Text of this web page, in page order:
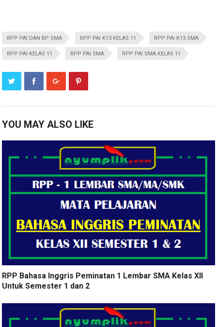
RPP PAI DAN BP SMA RPP PAI K13 KELAS 11 RPP PAI K13 SMA
RPP PAI KELAS 11 RPP PAI SMA RPP PAI SMA KELAS 11
YOU MAY ALSO LIKE
RPP Bahasa Inggris Peminatan 1 Lembar SMA Kelas XII
Untuk Semester 1 dan 2